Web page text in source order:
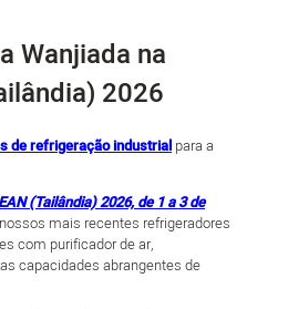
Wanjiada na
2026
de refrigeração industrial para a
(Tailândia) 2026, de 1 a 3 de
mais recentes refrigeradores
com purificador de ar,
capacidades abrangentes de